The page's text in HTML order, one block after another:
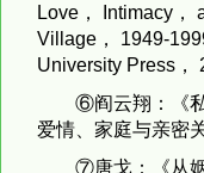
Love， Intimacy，
Village， 1949-
University Press，
⑥阎云翔：《
爱情、家庭与亲密
⑦唐戈：《从